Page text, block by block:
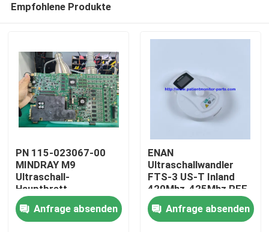
Zu Hause
Empfohlene Produkte
PN 115-023067-00
MINDRAY M9
Ultraschall-
Hauptbrett
Anfrage absenden
ENAN
Ultraschallwandler
FTS-3 US-T Inland
420Mhz-425Mhz REF
US-T IPN
02.01.210820 MPN
02.01.210822015
Anfrage absenden